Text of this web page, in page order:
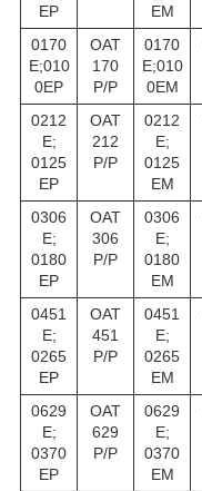
EP
EM
0170
E;010
0EP
OAT
170
P/P
0170
E;010
0EM
0212
E;
0125
EP
OAT
212
P/P
0212
E;
0125
EM
0306
E;
0180
EP
OAT
306
P/P
0306
E;
0180
EM
0451
E;
0265
EP
OAT
451
P/P
0451
E;
0265
EM
0629
E;
0370
EP
OAT
629
P/P
0629
E;
0370
EM